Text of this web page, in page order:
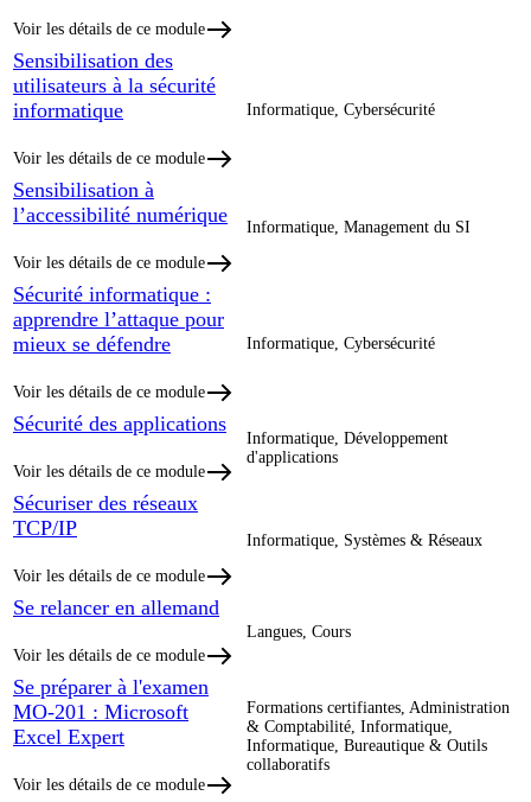
Voir les détails de ce module
Sensibilisation des
utilisateurs à la sécurité
informatique
Voir les détails de ce module
Informatique, Cybersécurité
Sensibilisation à
l’accessibilité numérique
Voir les détails de ce module
Informatique, Management du SI
Sécurité informatique :
apprendre l’attaque pour
mieux se défendre
Voir les détails de ce module
Informatique, Cybersécurité
Sécurité des applications
Voir les détails de ce module
Informatique, Développement
d'applications
Sécuriser des réseaux
TCP/IP
Voir les détails de ce module
Informatique, Systèmes & Réseaux
Se relancer en allemand
Voir les détails de ce module
Langues, Cours
Se préparer à l'examen
MO-201 : Microsoft
Excel Expert
Voir les détails de ce module
Formations certifiantes, Administration
& Comptabilité, Informatique,
Informatique, Bureautique & Outils
collaboratifs